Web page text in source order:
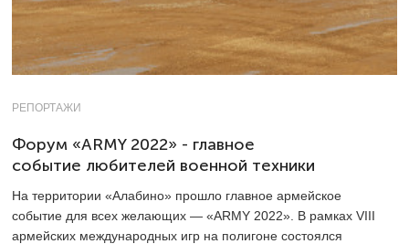
РЕПОРТАЖИ
Форум «ARMY 2022» - главное
событие любителей военной техники
На территории «Алабино» прошло главное армейское
событие для всех желающих — «ARMY 2022». В рамках VIII
армейских международных игр на полигоне состоялся